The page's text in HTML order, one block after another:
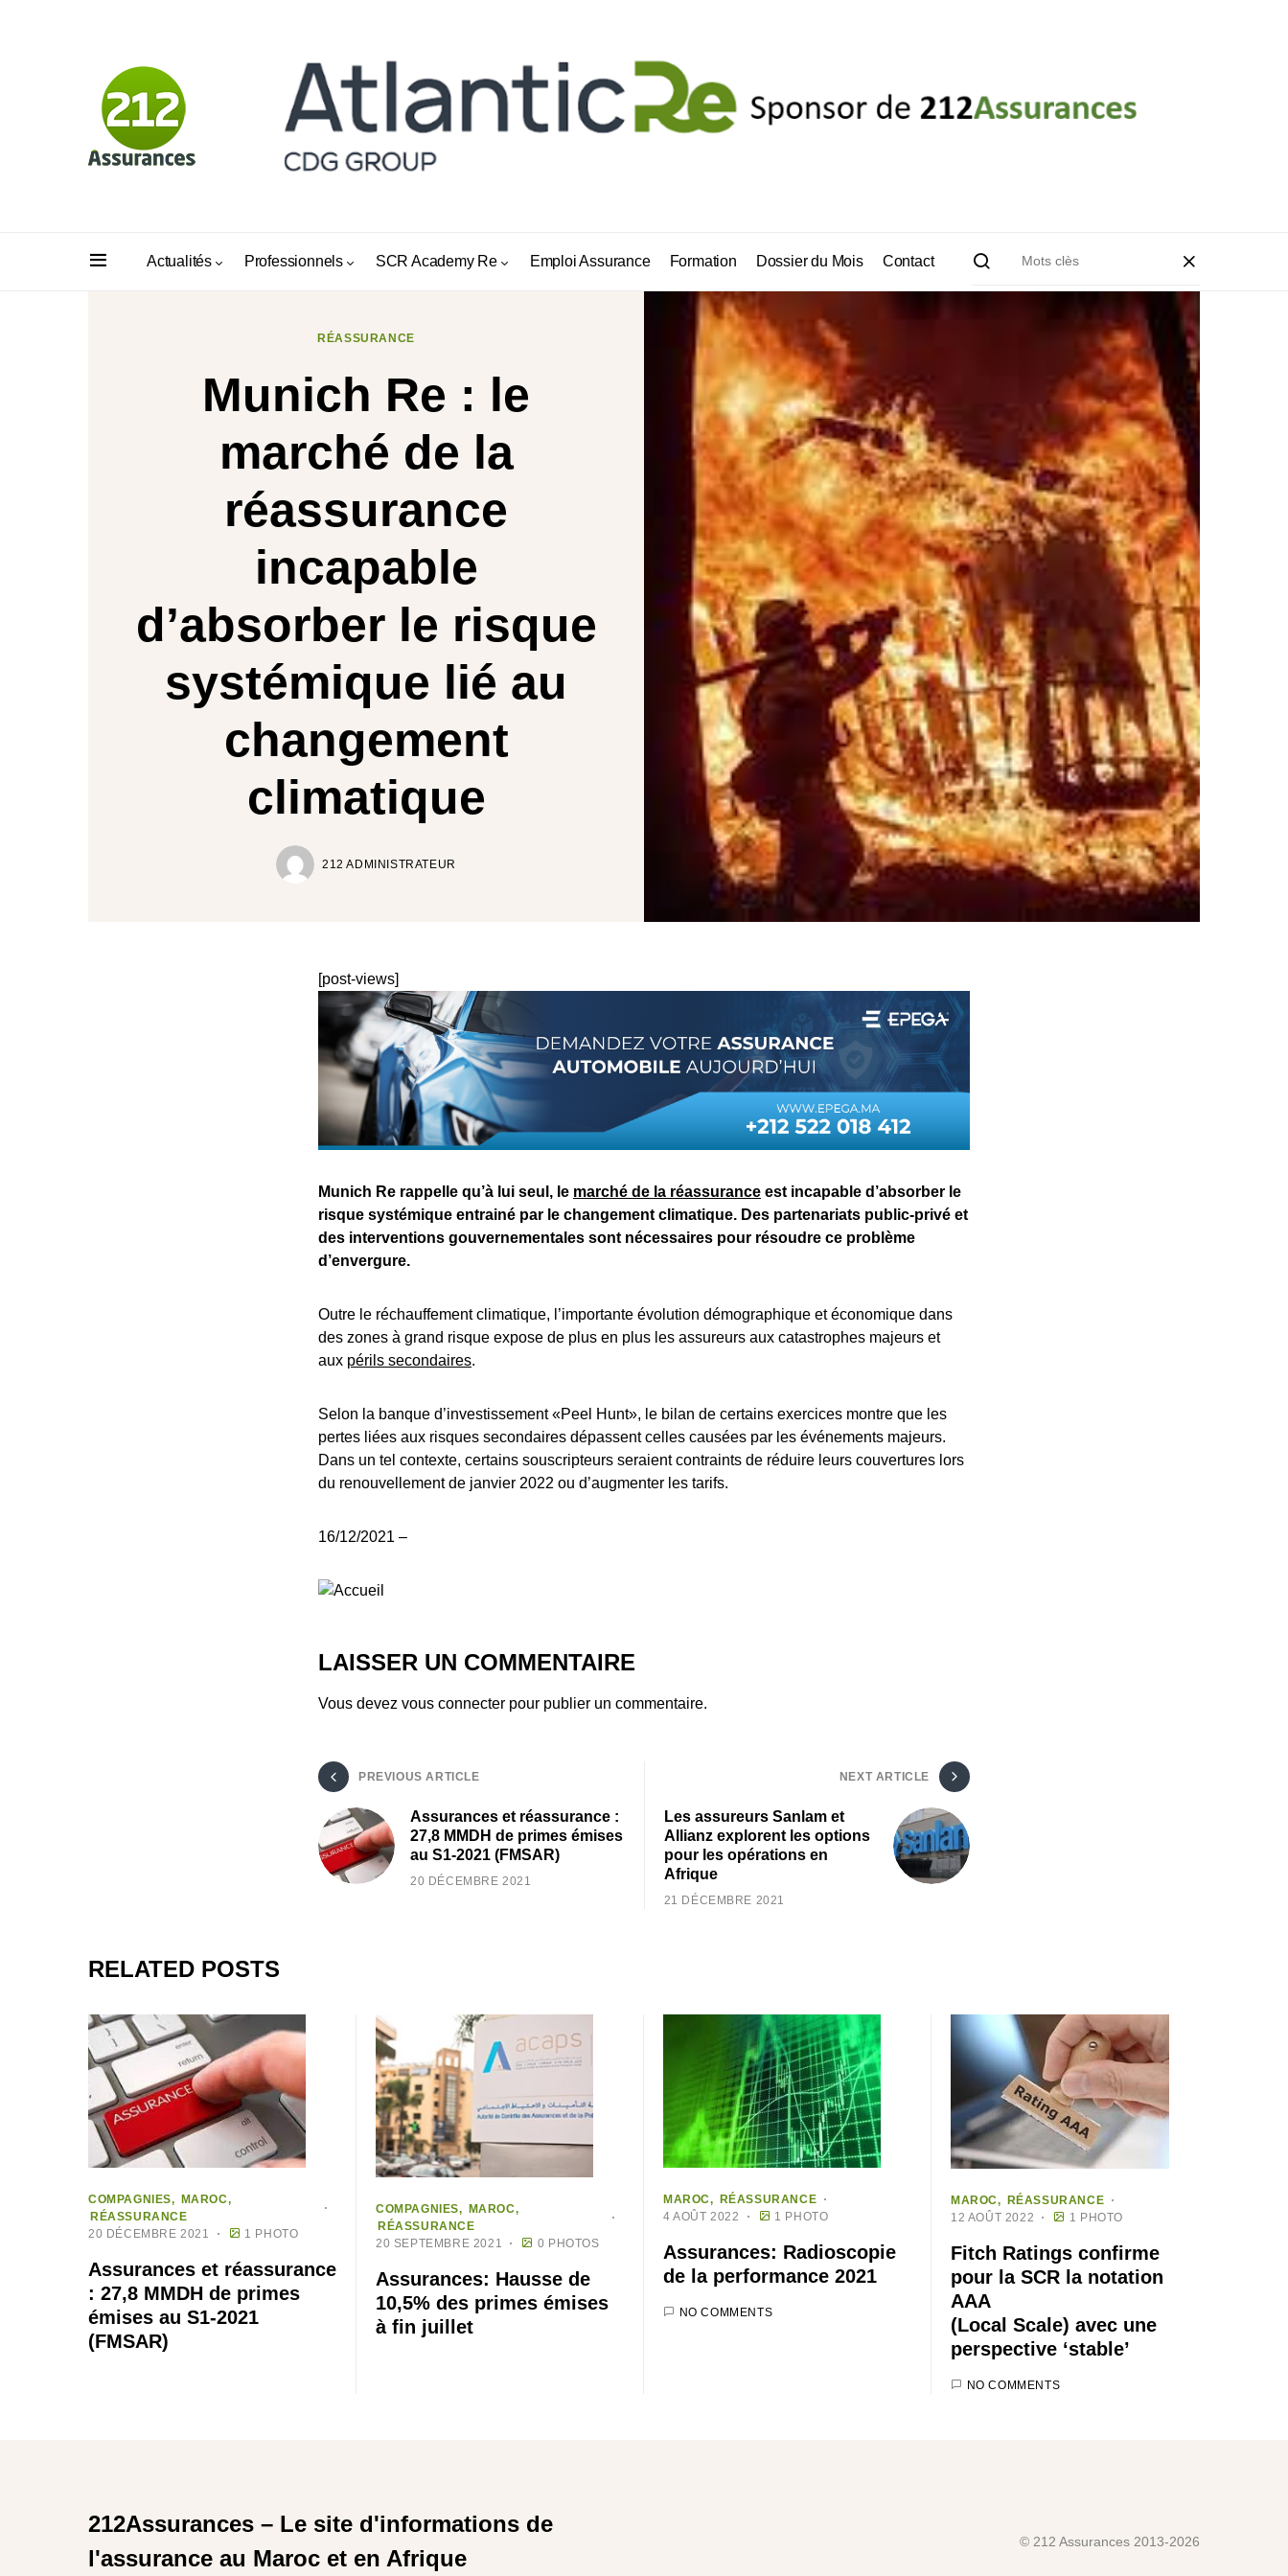
Actualités Professionnels SCR Academy Re Emploi Assurance Formation Dossier du Mois Contact
RÉASSURANCE
Munich Re : le
marché de la
réassurance
incapable
d’absorber le risque
systémique lié au
changement
climatique
212 ADMINISTRATEUR
[post-views]
Munich Re rappelle qu’à lui seul, le marché de la réassurance est incapable d’absorber le
risque systémique entrainé par le changement climatique. Des partenariats public-privé et
des interventions gouvernementales sont nécessaires pour résoudre ce problème
d’envergure.
Outre le réchauffement climatique, l’importante évolution démographique et économique dans
des zones à grand risque expose de plus en plus les assureurs aux catastrophes majeurs et
aux périls secondaires.
Selon la banque d’investissement «Peel Hunt», le bilan de certains exercices montre que les
pertes liées aux risques secondaires dépassent celles causées par les événements majeurs.
Dans un tel contexte, certains souscripteurs seraient contraints de réduire leurs couvertures lors
du renouvellement de janvier 2022 ou d’augmenter les tarifs.
16/12/2021 –
LAISSER UN COMMENTAIRE
Vous devez vous connecter pour publier un commentaire.
PREVIOUS ARTICLE
Assurances et réassurance :
27,8 MMDH de primes émises
au S1-2021 (FMSAR)
20 DÉCEMBRE 2021
NEXT ARTICLE
Les assureurs Sanlam et
Allianz explorent les options
pour les opérations en
Afrique
21 DÉCEMBRE 2021
RELATED POSTS
COMPAGNIES
MAROC
RÉASSURANCE
20 DÉCEMBRE 2021
1 PHOTO
Assurances et réassurance
: 27,8 MMDH de primes
émises au S1-2021
(FMSAR)
COMPAGNIES
MAROC
RÉASSURANCE
20 SEPTEMBRE 2021
0 PHOTOS
Assurances: Hausse de
10,5% des primes émises
à fin juillet
MAROC
RÉASSURANCE
4 AOÛT 2022
1 PHOTO
Assurances: Radioscopie
de la performance 2021
NO COMMENTS
MAROC
RÉASSURANCE
12 AOÛT 2022
1 PHOTO
Fitch Ratings confirme
pour la SCR la notation
AAA
(Local Scale) avec une
perspective ‘stable’
NO COMMENTS
212Assurances – Le site d'informations de
l'assurance au Maroc et en Afrique
© 212 Assurances 2013-2026